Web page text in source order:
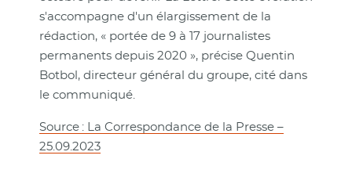
s'accompagne d'un élargissement de la
rédaction, « portée de 9 à 17 journalistes
permanents depuis 2020 », précise Quentin
Botbol, directeur général du groupe, cité dans
le communiqué.
Source : La Correspondance de la Presse –
25.09.2023